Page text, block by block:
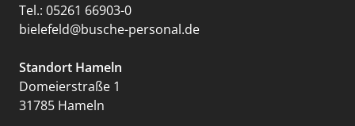
Tel.: 05261 66903-0
bielefeld@busche-personal.de
Standort Hameln
Domeierstraße 1
31785 Hameln